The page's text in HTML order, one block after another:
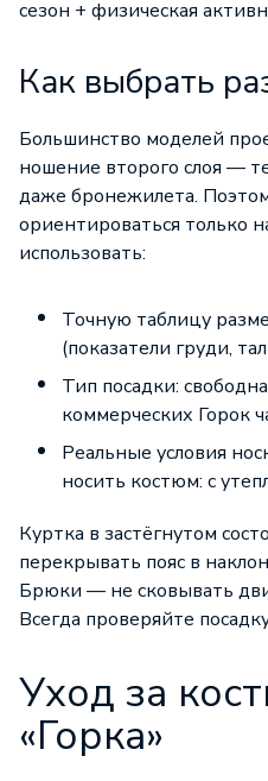
сезон + физическая
Как выбрать
Большинство моделей
ношение второго слоя —
даже бронежилета.
ориентироваться только
использовать:
Точную таблицу
(показатели груди,
Тип посадки:
коммерческих Горок
Реальные условия
носить костюм: с
Куртка в застёгнутом
перекрывать пояс в
Брюки — не сковывать
Всегда проверяйте
Уход за
«Горка»